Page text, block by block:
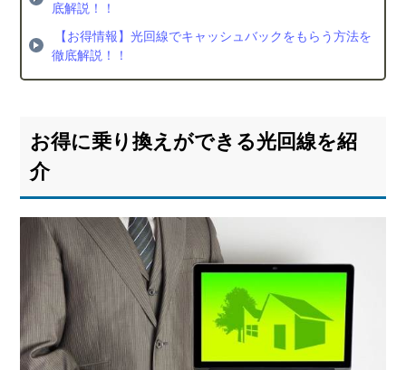
底解説！！
【お得情報】光回線でキャッシュバックをもらう方法を
徹底解説！！
お得に乗り換えができる光回線を紹
介